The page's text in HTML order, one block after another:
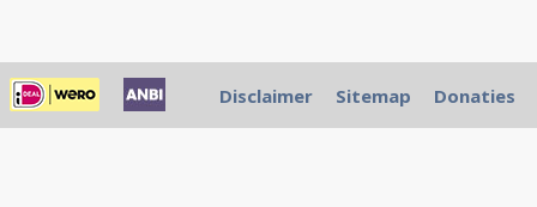
Disclaimer Sitemap Donaties